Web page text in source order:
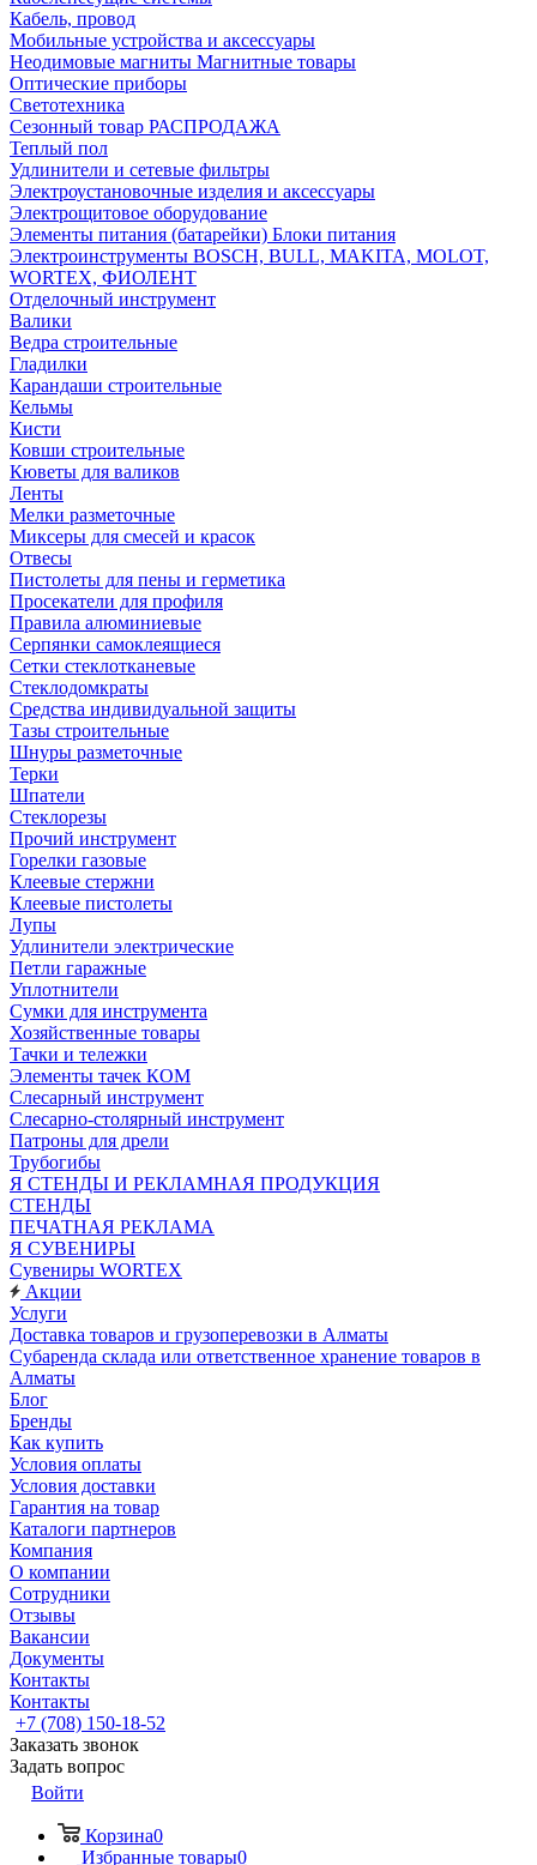
Кабель, провод
Мобильные устройства и аксессуары
Неодимовые магниты Магнитные товары
Оптические приборы
Светотехника
Сезонный товар РАСПРОДАЖА
Теплый пол
Удлинители и сетевые фильтры
Электроустановочные изделия и аксессуары
Электрощитовое оборудование
Элементы питания (батарейки) Блоки питания
Электроинструменты BOSCH, BULL, MAKITA, MOLOT,
WORTEX, ФИОЛЕНТ
Отделочный инструмент
Валики
Ведра строительные
Гладилки
Карандаши строительные
Кельмы
Кисти
Ковши строительные
Кюветы для валиков
Ленты
Мелки разметочные
Миксеры для смесей и красок
Отвесы
Пистолеты для пены и герметика
Просекатели для профиля
Правила алюминиевые
Серпянки самоклеящиеся
Сетки стеклотканевые
Стеклодомкраты
Средства индивидуальной защиты
Тазы строительные
Шнуры разметочные
Терки
Шпатели
Стеклорезы
Прочий инструмент
Горелки газовые
Клеевые стержни
Клеевые пистолеты
Лупы
Удлинители электрические
Петли гаражные
Уплотнители
Сумки для инструмента
Хозяйственные товары
Тачки и тележки
Элементы тачек КОМ
Слесарный инструмент
Слесарно-столярный инструмент
Патроны для дрели
Трубогибы
Я СТЕНДЫ И РЕКЛАМНАЯ ПРОДУКЦИЯ
СТЕНДЫ
ПЕЧАТНАЯ РЕКЛАМА
Я СУВЕНИРЫ
Сувениры WORTEX
Акции
Услуги
Доставка товаров и грузоперевозки в Алматы
Субаренда склада или ответственное хранение товаров в
Алматы
Блог
Бренды
Как купить
Условия оплаты
Условия доставки
Гарантия на товар
Каталоги партнеров
Компания
О компании
Сотрудники
Отзывы
Вакансии
Документы
Контакты
Контакты
+7 (708) 150-18-52
Заказать звонок
Задать вопрос
Войти
Корзина0
Избранные товары0